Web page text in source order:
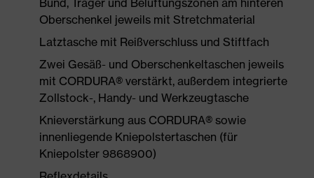
Bund, Träger und Belüftungszonen am hinteren
Oberschenkel jeweils mit Stretchmaterial
Latztasche mit Reißverschluss und Stiftfach
Zwei Gesäß- und Oberschenkeltaschen jeweils
mit CORDURA® verstärkt, außerdem integrierte
Zollstock-, Handy- und Werkzeugtasche
Knieverstärkung aus CORDURA® sowie
innenliegende Kniepolstertaschen (für
Kniepolster 9868900)